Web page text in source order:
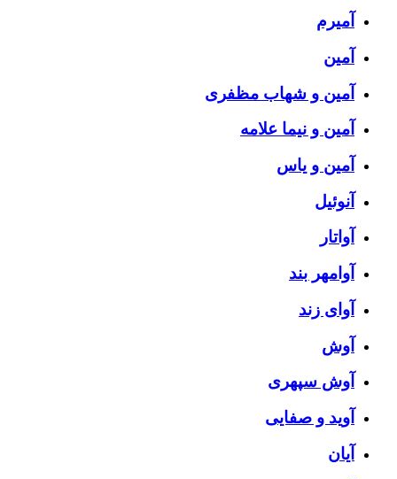
آمیرم
آمین
آمین و شهاب مظفری
آمین و نیما علامه
آمین و یاس
آنوئیل
آواتار
آوامهر بند
آوای زند
آوش
آوش سپهری
آوید و صفایی
آیان